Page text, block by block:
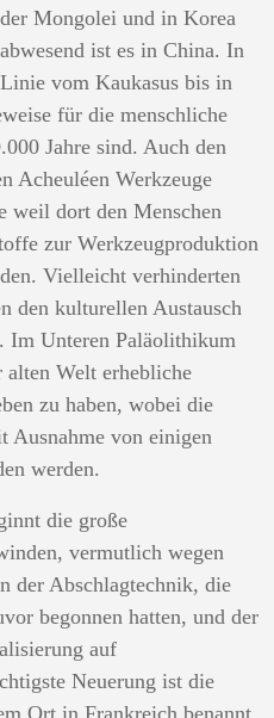
Mongolei und in Korea
ist es in China. In
vom Kaukasus bis in
für die menschliche
Jahre sind. Auch den
Acheuléen Werkzeuge
weil dort den Menschen
zur Werkzeugproduktion
Vielleicht verhinderten
den kulturellen Austausch
Im Unteren Paläolithikum
alten Welt erhebliche
zu haben, wobei die
Ausnahme von einigen
werden.
die große
vermutlich wegen
der Abschlagtechnik, die
begonnen hatten, und der
auf
Neuerung ist die